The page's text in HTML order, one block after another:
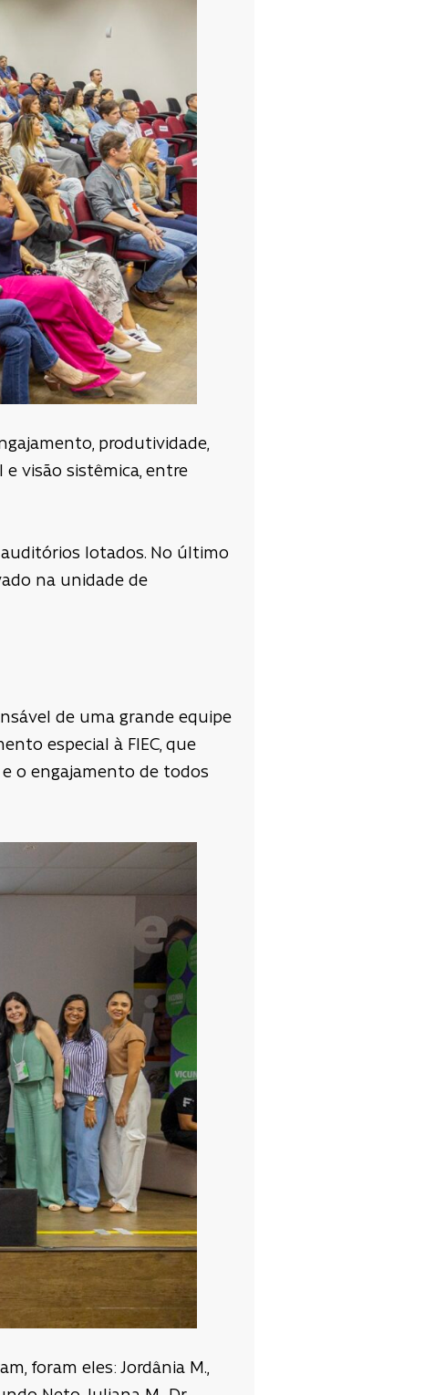
produtividade,
visão sistêmica, entre
lotados. No último
na unidade de
de uma grande equipe
especial à FIEC, que
o engajamento de todos
foram eles: Jordânia M.,